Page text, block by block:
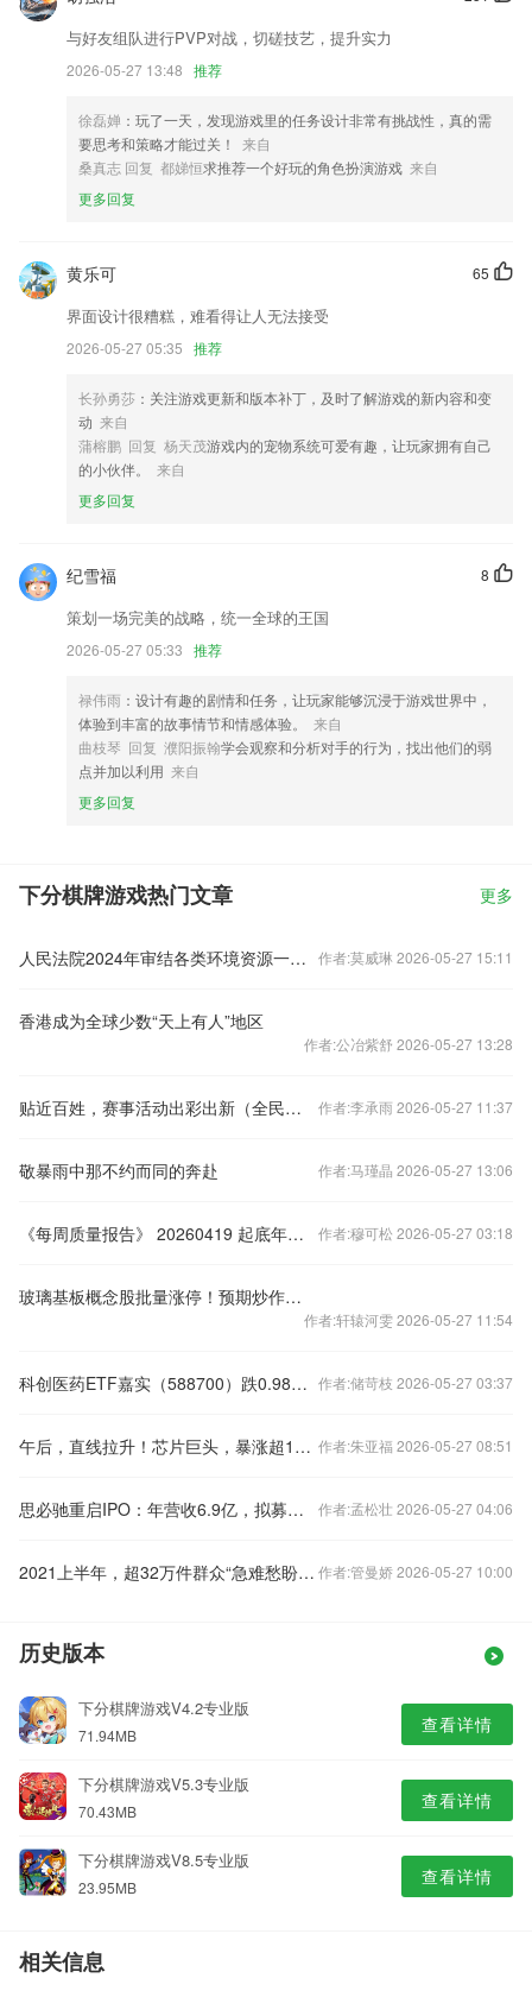
患者更快速的查找科室对应的医生，进行问诊咨询
文本编辑器新增cssxmljsjson代码格式化cssjson代码压缩功能
联系我们
以上就是下分棋牌游戏的介绍，如果您喜欢这款软件，您可以到应用商店
进行打分评论，说出您的使用经历，以帮助我们更好的对产品进行优化修
与好友组队进行PVP对战，切磋技艺，提升实力
2026-05-27 13:48 推荐
徐磊婵 ：玩了一天，发现游戏里的任务设计非常有挑战性，真的需
要思考和策略才能过关！
来自
桑真志 回复 都娣恒求推荐一个好玩的角色扮演游戏 来自
更多回复
65
黄乐可
界面设计很糟糕，难看得让人无法接受
2026-05-27 05:35 推荐
长孙勇莎 ：关注游戏更新和版本补丁，及时了解游戏的新内容和变
动 来自
蒲榕鹏 回复 杨天茂游戏内的宠物系统可爱有趣，让玩家拥有自己
的小伙伴。
来自
更多回复
8
纪雪福
策划一场完美的战略，统一全球的王国
2026-05-27 05:33 推荐
禄伟雨 ：设计有趣的剧情和任务，让玩家能够沉浸于游戏世界中，
体验到丰富的故事情节和情感体验。
来自
曲枝琴 回复 濮阳振翰学会观察和分析对手的行为，找出他们的弱
点并加以利用 来自
更多回复
下分棋牌游戏热门文章 更多
人民法院2024年审结各类环境资源一审案件近22万件 作者:莫威琳 2026-05-27 15:11
香港成为全球少数“天上有人”地区
作者:公冶紫舒 2026-05-27 13:28
贴近百姓，赛事活动出彩出新（全民健身添彩美好生活） 作者:李承雨 2026-05-27 11:37
敬暴雨中那不约而同的奔赴 作者:马瑾晶 2026-05-27 13:06
《每周质量报告》 20260419 起底年份老酒乱象 作者:穆可松 2026-05-27 03:18
玻璃基板概念股批量涨停！预期炒作之下产业现实几何？
作者:轩辕河雯 2026-05-27 11:54
科创医药ETF嘉实（588700）跌0.98%，成交额5176.61万元 作者:储苛枝 2026-05-27 03:37
午后，直线拉升！芯片巨头，暴涨超18%！两大利好，突然传来！ 作者:朱亚福 2026-05-27 08:51
思必驰重启IPO：年营收6.9亿，拟募资15.6亿 估值64亿 阿里加持 作者:孟松壮 2026-05-27 04:06
2021上半年，超32万件群众“急难愁盼”通过“领导留言板”获回应 作者:管曼娇 2026-05-27 10:00
历史版本
下分棋牌游戏V4.2专业版
71.94MB 查看详情
下分棋牌游戏V5.3专业版
70.43MB 查看详情
下分棋牌游戏V8.5专业版
23.95MB 查看详情
相关信息